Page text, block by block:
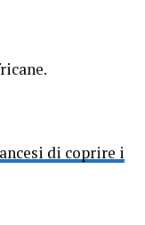
di coprire i